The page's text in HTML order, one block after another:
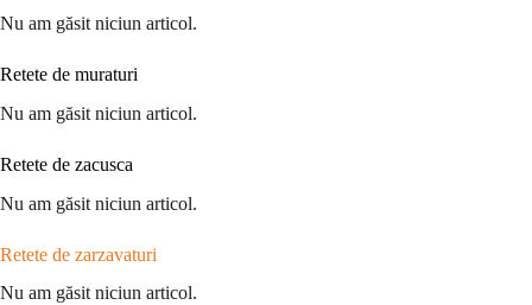
Nu am găsit niciun articol.
Retete de muraturi
Nu am găsit niciun articol.
Retete de zacusca
Nu am găsit niciun articol.
Retete de zarzavaturi
Nu am găsit niciun articol.